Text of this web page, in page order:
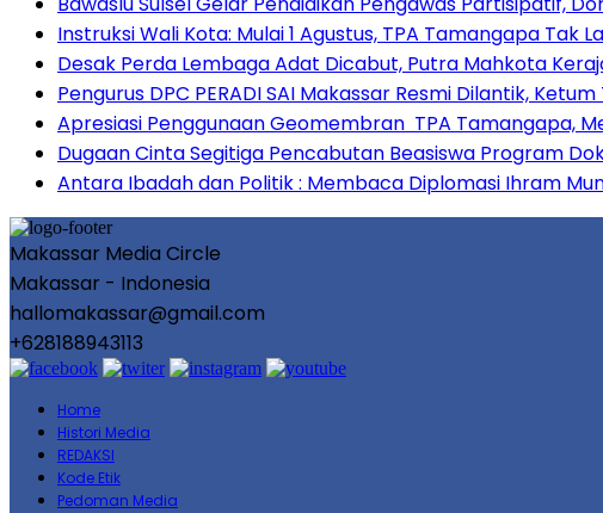
Instruksi Wali Kota: Mulai 1 Agustus, TPA Tamangapa Tak
Desak Perda Lembaga Adat Dicabut, Putra Mahkota
Pengurus DPC PERADI SAI Makassar Resmi Dilantik,
Apresiasi Penggunaan Geomembran TPA Tamangapa,
Dugaan Cinta Segitiga Pencabutan Beasiswa Program
Antara Ibadah dan Politik : Membaca Diplomasi Ihram
Makassar Media Circle
Makassar - Indonesia
hallomakassar@gmail.com
+628188943113
Home
Histori Media
REDAKSI
Kode Etik
Pedoman Media